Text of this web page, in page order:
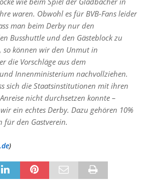
waren. Obwohl es für BVB-Fans leider
man beim Derby nur den
Busshuttle und den Gästeblock zu
so können wir den Unmut in
die Vorschläge aus dem
Innenministerium nachvollziehen.
sich die Staatsinstitutionen mit ihren
nicht durchsetzen konnte –
ein echtes Derby. Dazu gehören 10%
für den Gastverein.
)